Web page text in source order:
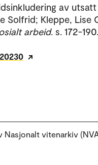
av utsatt
Solfrid; Kleppe, Lise
arbeid. s. 172-190.
Nasjonalt vitenarkiv